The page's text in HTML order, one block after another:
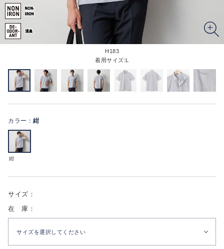
H183
着用サイズ:L
カラー： 紺
紺
サイズ：
在 庫：
サイズを選択してください